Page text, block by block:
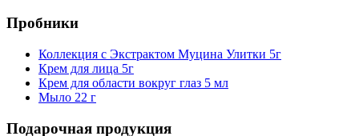
Пробники
Коллекция с Экстрактом Муцина Улитки 5г
Крем для лица 5г
Крем для области вокруг глаз 5 мл
Мыло 22 г
Подарочная продукция